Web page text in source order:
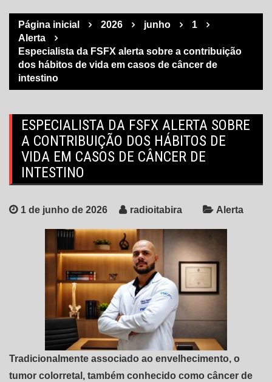
Página inicial 2026 junho
1
Alerta
Especialista da FSFX alerta sobre a contribuição
dos hábitos de vida em casos de câncer de
intestino
ESPECIALISTA DA FSFX ALERTA SOBRE
A CONTRIBUIÇÃO DOS HÁBITOS DE
VIDA EM CASOS DE CÂNCER DE
INTESTINO
1 de junho de 2026 radioitabira Alerta
Tradicionalmente associado ao envelhecimento, o
tumor colorretal, também conhecido como câncer de